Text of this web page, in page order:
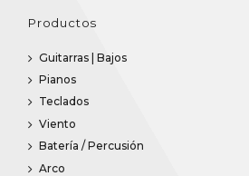
Productos
Guitarras | Bajos
Pianos
Teclados
Viento
Batería / Percusión
Arco